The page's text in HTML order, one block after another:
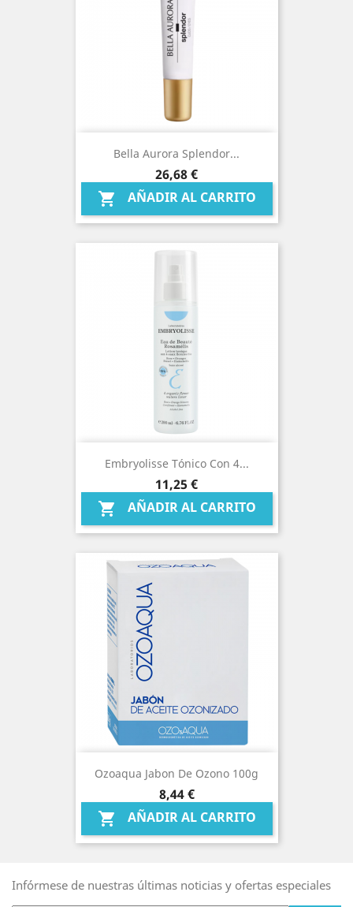
Bella Aurora Splendor...
Precio
26,68 €
 AÑADIR AL CARRITO
Embryolisse Tónico Con 4...
Precio
11,25 €
 AÑADIR AL CARRITO
Ozoaqua Jabon De Ozono 100g
Precio
8,44 €
 AÑADIR AL CARRITO
Infórmese de nuestras últimas noticias y ofertas especiales